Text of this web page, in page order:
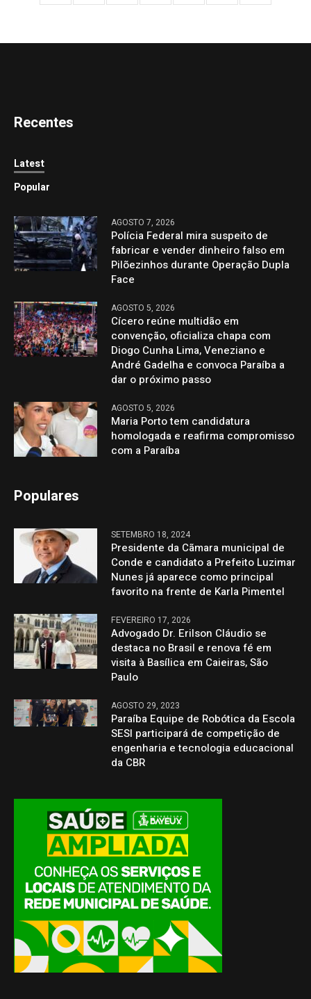
Recentes
Latest
Popular
AGOSTO 7, 2026
Polícia Federal mira suspeito de
fabricar e vender dinheiro falso em
Pilõezinhos durante Operação Dupla
Face
AGOSTO 5, 2026
Cícero reúne multidão em
convenção, oficializa chapa com
Diogo Cunha Lima, Veneziano e
André Gadelha e convoca Paraíba a
dar o próximo passo
AGOSTO 5, 2026
Maria Porto tem candidatura
homologada e reafirma compromisso
com a Paraíba
Populares
SETEMBRO 18, 2024
Presidente da Cãmara municipal de
Conde e candidato a Prefeito Luzimar
Nunes já aparece como principal
favorito na frente de Karla Pimentel
FEVEREIRO 17, 2026
Advogado Dr. Erilson Cláudio se
destaca no Brasil e renova fé em
visita à Basílica em Caieiras, São
Paulo
AGOSTO 29, 2023
Paraíba Equipe de Robótica da Escola
SESI participará de competição de
engenharia e tecnologia educacional
da CBR